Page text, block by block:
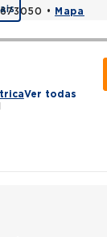
• Mapa
Ver todas